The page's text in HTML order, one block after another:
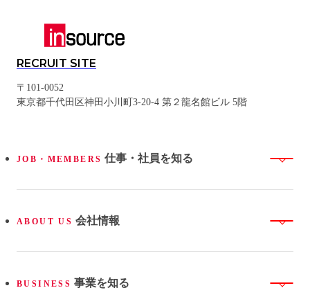
RECRUIT SITE
〒101-0052
東京都千代田区神田小川町3-20-4 第２龍名館ビル 5階
JOB・MEMBERS 仕事・社員を知る
ABOUT US 会社情報
BUSINESS 事業を知る